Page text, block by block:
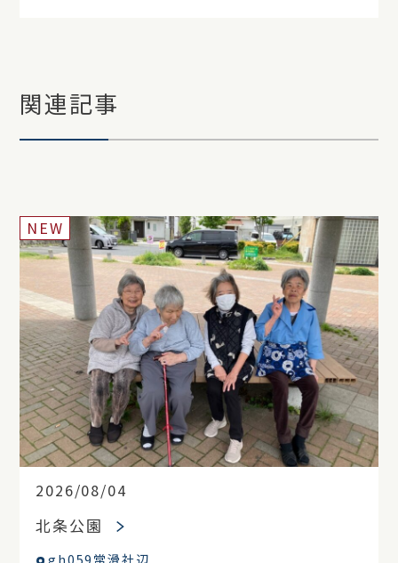
関連記事
2026/08/04
NEW
北条公園
gh059常滑社辺